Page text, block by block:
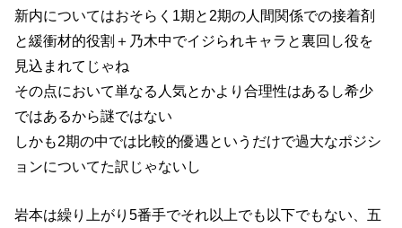
新内についてはおそらく1期と2期の人間関係での接着剤
と緩衝材的役割＋乃木中でイジられキャラと裏回し役を
見込まれてじゃね
その点において単なる人気とかより合理性はあるし希少
ではあるから謎ではない
しかも2期の中では比較的優遇というだけで過大なポジシ
ョンについてた訳じゃないし
岩本は繰り上がり5番手でそれ以上でも以下でもない、五